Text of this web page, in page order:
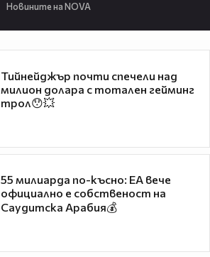
Новините на NOVA
Тийнейджър почти спечели над
милион долара с тотален гейминг
трол😯💥
55 милиарда по-късно: EA вече
официално е собственост на
Саудитска Арабия💰